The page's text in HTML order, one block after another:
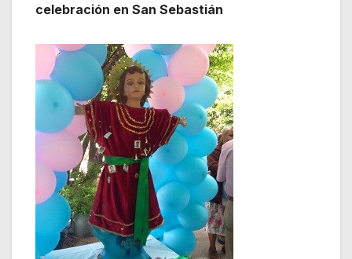
celebración en San Sebastián